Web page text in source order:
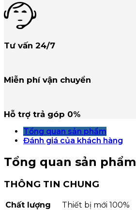
số
lượng
Tư vấn 24/7
Miễn phí vận chuyển
Hỗ trợ trả góp 0%
Tổng quan sản phẩm
Đánh giá của khách hàng
Tổng quan sản phẩm
THÔNG TIN CHUNG
Chất lượng
Thiết bị mới 100%